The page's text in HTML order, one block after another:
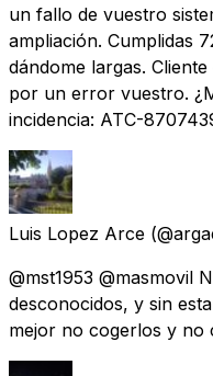
un fallo de vuestro
ampliación. Cumplidas
dándome largas.
por un error vuestro.
incidencia: ATC-
Luis Lopez Arce
@mst1953 @masmovil
desconocidos, y sin
mejor no cogerlos y no